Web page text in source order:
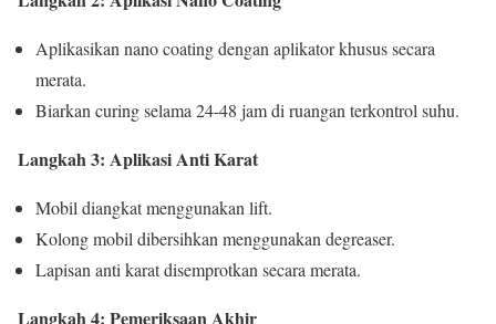
Aplikasikan nano coating dengan aplikator khusus secara
merata.
Biarkan curing selama 24-48 jam di ruangan terkontrol suhu.
Langkah 3: Aplikasi Anti Karat
Mobil diangkat menggunakan lift.
Kolong mobil dibersihkan menggunakan degreaser.
Lapisan anti karat disemprotkan secara merata.
Langkah 4: Pemeriksaan Akhir